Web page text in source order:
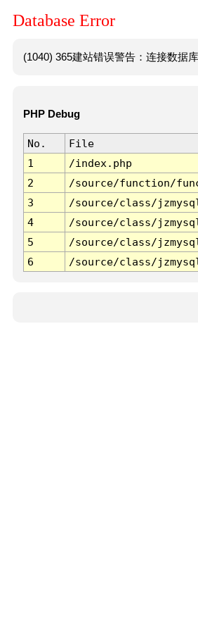
Database Error
(1040) 365建站错误警告：连接数据
PHP Debug
No. File
1
/index.php
2
/source/function/
3
/source/class/
4
/source/class/
5
/source/class/
6
/source/class/